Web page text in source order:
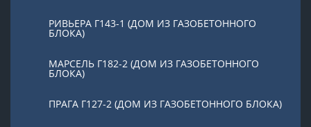
РИВЬЕРА Г143-1 (ДОМ ИЗ ГАЗОБЕТОННОГО
БЛОКА)
МАРСЕЛЬ Г182-2 (ДОМ ИЗ ГАЗОБЕТОННОГО
БЛОКА)
ПРАГА Г127-2 (ДОМ ИЗ ГАЗОБЕТОННОГО БЛОКА)